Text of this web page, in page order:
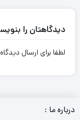
دیدگاهتان را
لطفا برای ارسال دیدگاه
درباره ما :